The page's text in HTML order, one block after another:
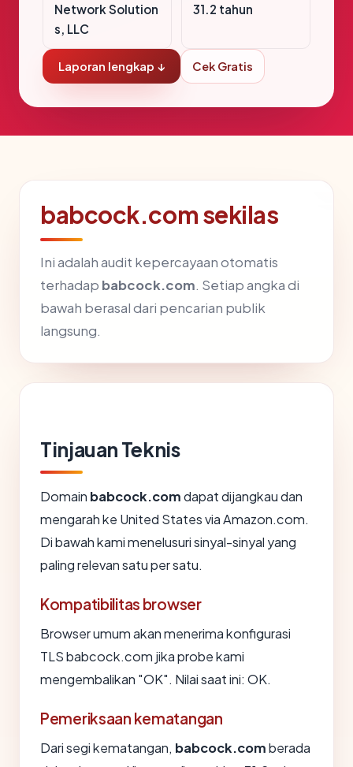
Network Solution
s, LLC
31.2 tahun
Laporan lengkap ↓ Cek Gratis
babcock.com sekilas
Ini adalah audit kepercayaan otomatis
terhadap babcock.com. Setiap angka di
bawah berasal dari pencarian publik
langsung.
Tinjauan Teknis
Domain babcock.comdapat dijangkau dan
mengarah ke United States via Amazon.com.
Di bawah kami menelusuri sinyal-sinyal yang
paling relevan satu per satu.
Kompatibilitas browser
Browser umum akan menerima konfigurasi
TLS babcock.com jika probe kami
mengembalikan "OK". Nilai saat ini: OK.
Pemeriksaan kematangan
Dari segi kematangan, babcock.comberada